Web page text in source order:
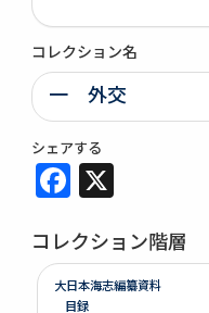
コレクション名
一 外交
シェアする
Facebook
コレクション階層
大日本海志編纂資料
目録